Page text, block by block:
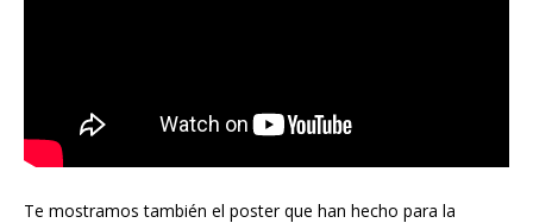
Te mostramos también el poster que han hecho para la